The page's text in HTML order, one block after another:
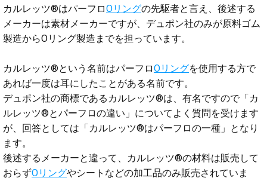
カルレッツ®はパーフロOリングの先駆者と言え、後述する
メーカーは素材メーカーですが、デュポン社のみが原料ゴム
製造からOリング製造までを担っています。
カルレッツ®という名前はパーフロOリングを使用する方で
あれば一度は耳にしたことがある名前です。
デュポン社の商標であるカルレッツ®は、有名ですので「カ
ルレッツ®とパーフロの違い」についてよく質問を受けます
が、回答としては「カルレッツ®はパーフロの一種」となり
ます。
後述するメーカーと違って、カルレッツ®の材料は販売して
おらずOリングやシートなどの加工品のみ販売されていま